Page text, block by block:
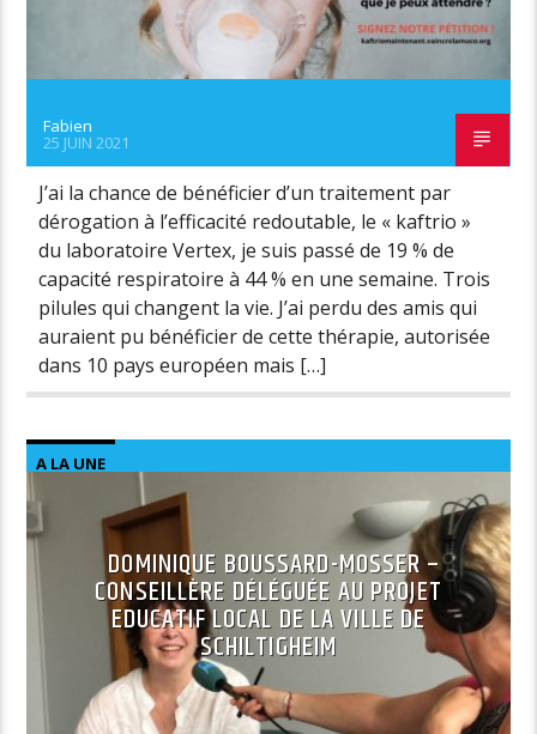
Fabien
25 JUIN 2021
J’ai la chance de bénéficier d’un traitement par
dérogation à l’efficacité redoutable, le « kaftrio »
du laboratoire Vertex, je suis passé de 19 % de
capacité respiratoire à 44 % en une semaine. Trois
pilules qui changent la vie. J’ai perdu des amis qui
auraient pu bénéficier de cette thérapie, autorisée
dans 10 pays européen mais […]
A LA UNE
DOMINIQUE BOUSSARD-MOSSER –
CONSEILLÈRE DÉLÉGUÉE AU PROJET
EDUCATIF LOCAL DE LA VILLE DE
SCHILTIGHEIM